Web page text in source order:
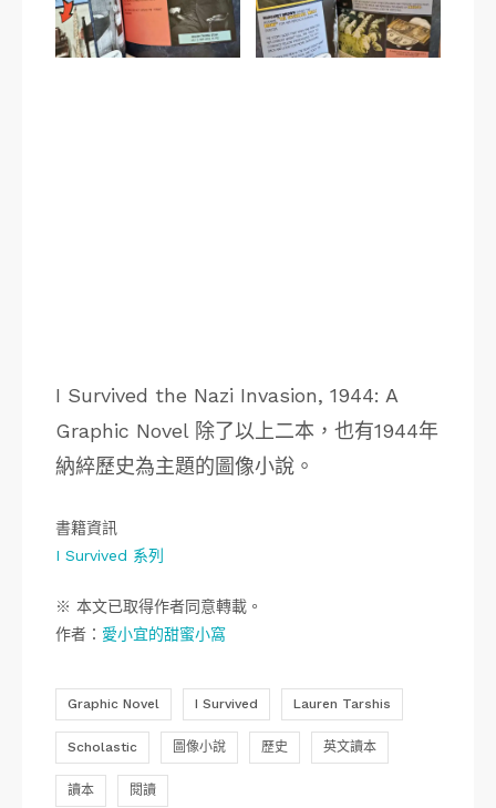
I Survived the Nazi Invasion, 1944: A
Graphic Novel 除了以上二本，也有1944年
納綷歷史為主題的圖像小說。
書籍資訊
I Survived 系列
※ 本文已取得作者同意轉載。
作者： 愛小宜的甜蜜小窩
Graphic Novel I Survived Lauren Tarshis
Scholastic 圖像小說 歷史 英文讀本
讀本 閱讀